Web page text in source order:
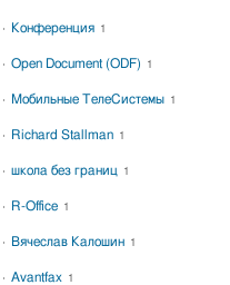
Конференция 1
Open Document (ODF) 1
Мобильные ТелеСистемы 1
Richard Stallman 1
школа без границ 1
R-Office 1
Вячеслав Калошин 1
Avantfax 1